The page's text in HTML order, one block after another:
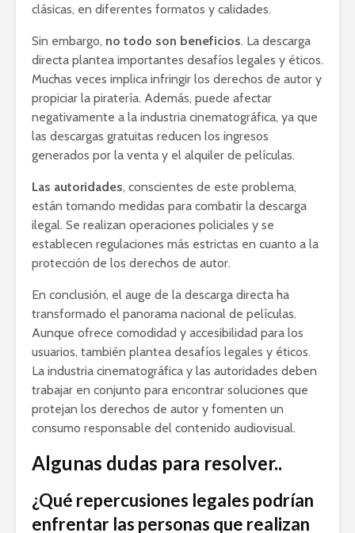
clásicas, en diferentes formatos y calidades.
Sin embargo, no todo son beneficios. La descarga
directa plantea importantes desafíos legales y éticos.
Muchas veces implica infringir los derechos de autor y
propiciar la piratería. Además, puede afectar
negativamente a la industria cinematográfica, ya que
las descargas gratuitas reducen los ingresos
generados por la venta y el alquiler de películas.
Las autoridades, conscientes de este problema,
están tomando medidas para combatir la descarga
ilegal. Se realizan operaciones policiales y se
establecen regulaciones más estrictas en cuanto a la
protección de los derechos de autor.
En conclusión, el auge de la descarga directa ha
transformado el panorama nacional de películas.
Aunque ofrece comodidad y accesibilidad para los
usuarios, también plantea desafíos legales y éticos.
La industria cinematográfica y las autoridades deben
trabajar en conjunto para encontrar soluciones que
protejan los derechos de autor y fomenten un
consumo responsable del contenido audiovisual.
Algunas dudas para resolver..
¿Qué repercusiones legales podrían
enfrentar las personas que realizan